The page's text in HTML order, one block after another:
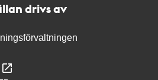
drivs av